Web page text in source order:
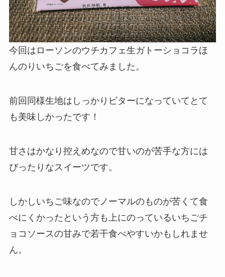
今回はローソンのウチカフェ生ガトーショコラほ
んのりいちごを食べてみました。
前回同様生地はしっかりビターになっていてとて
も美味しかったです！
甘さはかなり控えめなので甘いのが苦手な方には
ぴったりなスイーツです。
しかしいちご味なのでノーマルのものが苦くて食
べにくかったという方も上にのっているいちごチ
ョコソースの甘みで若干食べやすいかもしれませ
ん。